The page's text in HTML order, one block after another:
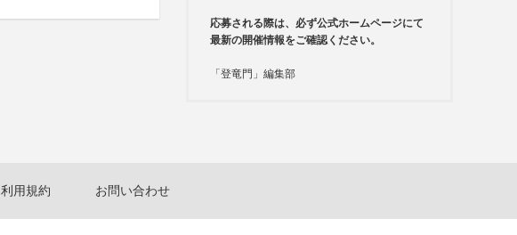
応募される際は、必ず公式ホームページにて
最新の開催情報をご確認ください。
「登竜門」編集部
利用規約 お問い合わせ